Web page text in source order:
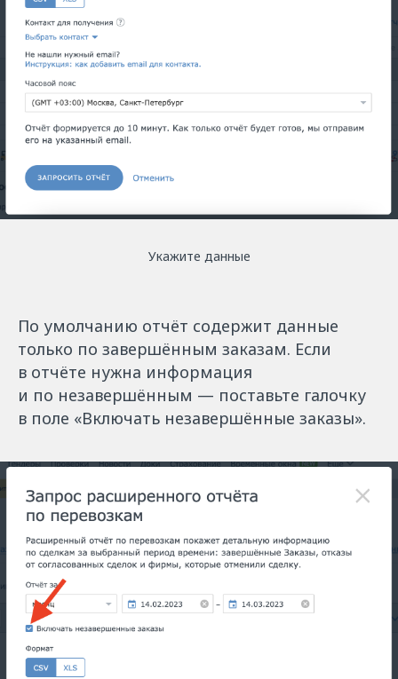
Укажите данные
По умолчанию отчёт содержит данные
только по завершённым заказам. Если
в отчёте нужна информация
и по незавершённым — поставьте галочку
в поле «Включать незавершённые заказы».